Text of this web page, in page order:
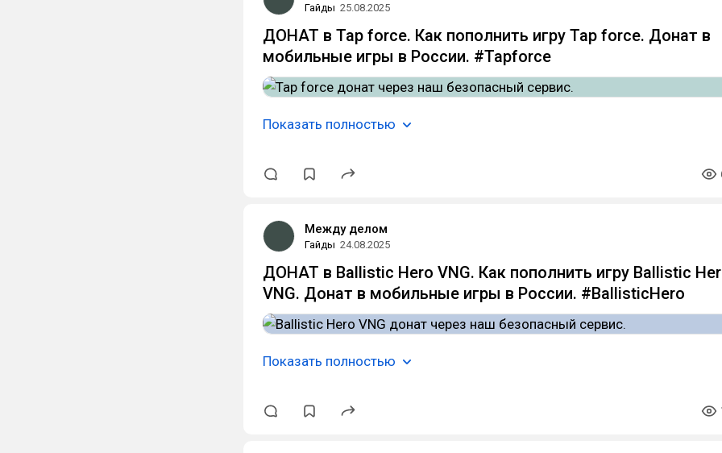
Гайды 25.08.2025
ДОНАТ в Tap force. Как пополнить игру Tap force. Донат в
мобильные игры в России. #Tapforce
Показать полностью
Между делом
Гайды 24.08.2025
ДОНАТ в Ballistic Hero VNG. Как пополнить игру Ballistic
VNG. Донат в мобильные игры в России. #BallisticHero
Показать полностью